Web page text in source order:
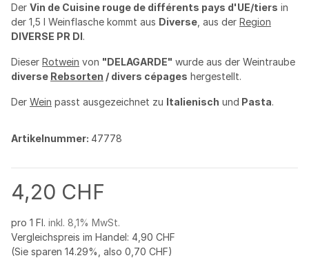
Der Vin de Cuisine rouge de différents pays d'UE/tiers in
der 1,5 l Weinflasche kommt aus Diverse , aus der Region
DIVERSE PR DI.
Dieser Rotwein von "DELAGARDE" wurde aus der Weintraube
diverse Rebsorten / divers cépages hergestellt.
Der Wein passt ausgezeichnet zu Italienisch und Pasta.
Artikelnummer: 47778
4,20 CHF
pro 1 Fl. inkl. 8,1% MwSt.
Vergleichspreis im Handel: 4,90 CHF
(Sie sparen 14.29% , also 0,70 CHF)